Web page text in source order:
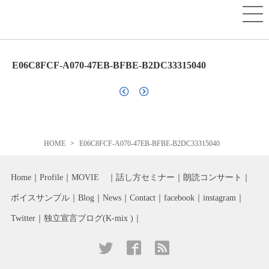
E06C8FCF-A070-47EB-BFBE-B2DC33315040
HOME E06C8FCF-A070-47EB-BFBE-B2DC33315040
Home Profile MOVIE 話し方セミナー 朗読コンサート
ボイスサンプル Blog News Contact facebook instagram
Twitter 独立宣言ブログ(K-mix )